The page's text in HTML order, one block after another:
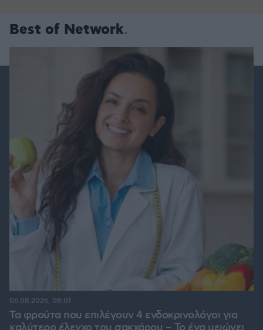
Best of Network
Τα φρούτα που επιλέγουν 4 ενδοκρινολόγοι για
06.08.2026, 08:01